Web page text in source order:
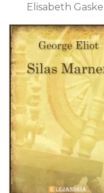
Elisabeth Gaskell